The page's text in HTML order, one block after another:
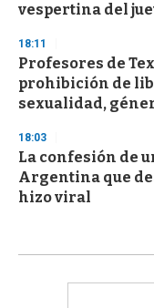
vespertina del
18:11
Profesores de
prohibición de
sexualidad,
18:03
La confesión de
Argentina que
hizo viral